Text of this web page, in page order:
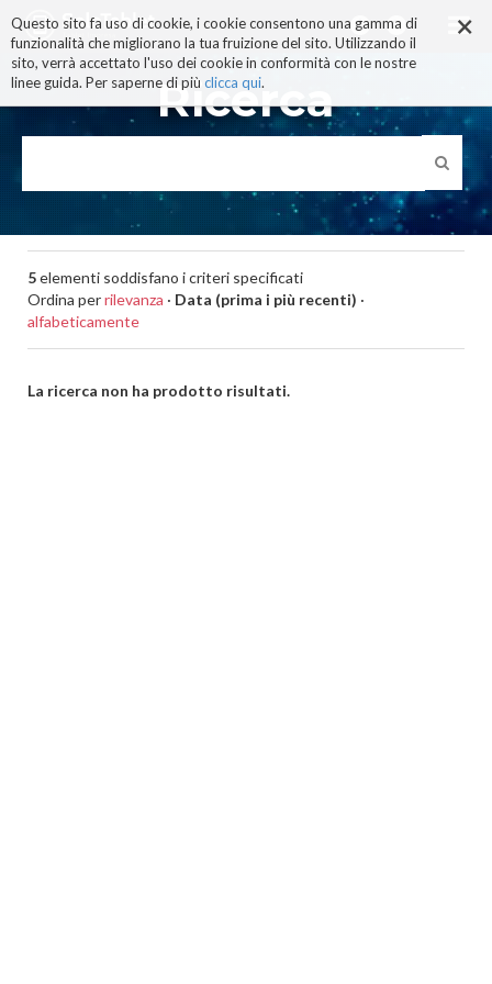
×
Questo sito fa uso di cookie, i cookie consentono una gamma di
funzionalità che migliorano la tua fruizione del sito. Utilizzando il
sito, verrà accettato l'uso dei cookie in conformità con le nostre
linee guida. Per saperne di più clicca qui.
ai
contenuti.
|
alla
navigazione
Ricerca
5elementi soddisfano i criteri specificati
Ordina perrilevanza · Data (prima i più recenti) ·
alfabeticamente
La ricerca non ha prodotto risultati.